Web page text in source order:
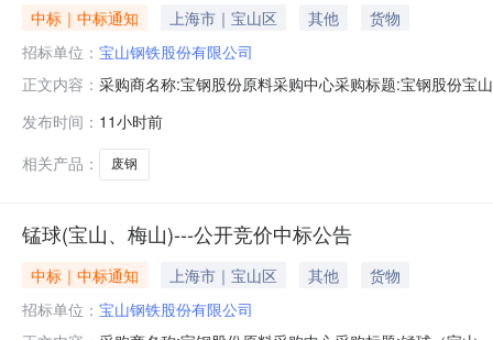
中标｜中标通知 上海市｜宝山区 其他
货物
招标单位： 宝山钢铁股份有限公司
正文内容： 采购商名称:宝钢股份原料采购中心采购标题:宝钢股份宝
发布时间： 11小时前
相关产品：
废钢
锰球(宝山、梅山)---公开竞价中标公告
中标｜中标通知 上海市｜宝山区 其他
货物
招标单位： 宝山钢铁股份有限公司